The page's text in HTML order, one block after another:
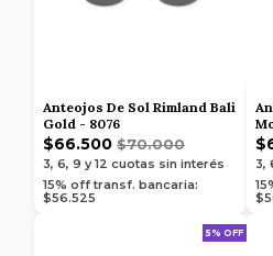
Anteojos De Sol Rimland Bali
Gold - 8076
$66.500 $70.000
3, 6, 9 y 12 cuotas sin interés
15% off transf. bancaria:
$56.525
3,
5% OFF